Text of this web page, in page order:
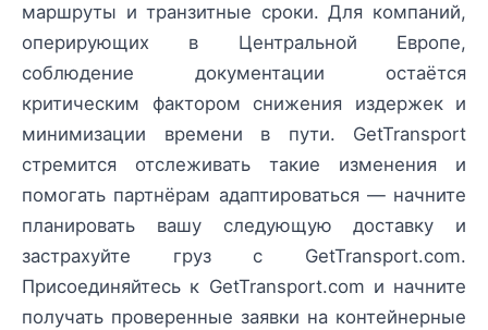
маршруты и транзитные сроки. Для компаний,
оперирующих в Центральной Европе,
соблюдение документации остаётся
критическим фактором снижения издержек и
минимизации времени в пути. GetTransport
стремится отслеживать такие изменения и
помогать партнёрам адаптироваться — начните
планировать вашу следующую доставку и
застрахуйте груз с GetTransport.com.
Присоединяйтесь к GetTransport.com и начните
получать проверенные заявки на контейнерные